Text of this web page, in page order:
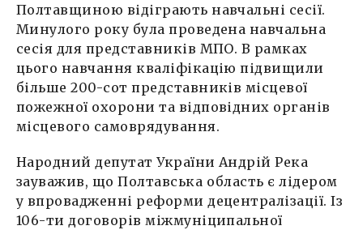
Полтавщиною відіграють навчальні сесії.
Минулого року була проведена навчальна
сесія для представників МПО. В рамках
цього навчання кваліфікацію підвищили
більше 200-сот представників місцевої
пожежної охорони та відповідних органів
місцевого самоврядування.
Народний депутат України Андрій Река
зауважив, що Полтавська область є лідером
у впровадженні реформи децентралізації. Із
106-ти договорів міжмуніципальної